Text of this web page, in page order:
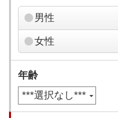
男性
女性
年齢